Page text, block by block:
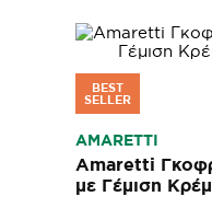
BEST
SELLER
AMARETTI
Amaretti
με Γέμιση